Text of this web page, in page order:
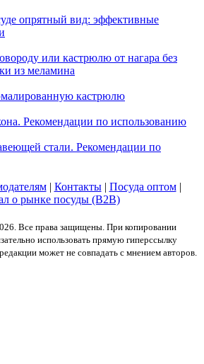
опрятный вид: эффективные
или кастрюлю от нагара без
из меламина
кастрюлю
Рекомендации по использованию
стали. Рекомендации по
| Контакты| Посуда оптом|
о рынке посуды (B2B)
Все права защищены. При копировании
использовать прямую гиперссылку
может не совпадать с мнением авторов.